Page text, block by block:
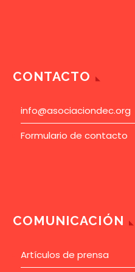
CONTACTO
info@asociaciondec.org
Formulario de contacto
COMUNICACIÓN
Artículos de prensa